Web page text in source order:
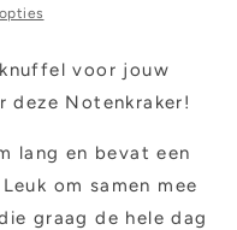
voor jouw
deze Notenkraker!
lang en bevat een
om samen mee
graag de hele dag